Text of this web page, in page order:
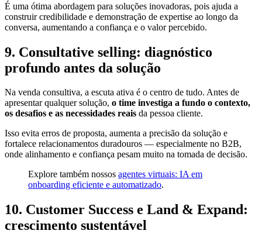
É uma ótima abordagem para soluções inovadoras, pois ajuda a
construir credibilidade e demonstração de expertise ao longo da
conversa, aumentando a confiança e o valor percebido.
9. Consultative selling: diagnóstico
profundo antes da solução
Na venda consultiva, a escuta ativa é o centro de tudo. Antes de
apresentar qualquer solução, o time investiga a fundo o contexto,
os desafios e as necessidades reais da pessoa cliente.
Isso evita erros de proposta, aumenta a precisão da solução e
fortalece relacionamentos duradouros — especialmente no B2B,
onde alinhamento e confiança pesam muito na tomada de decisão.
Explore também nossos agentes virtuais: IA em
onboarding eficiente e automatizado.
10. Customer Success e Land & Expand:
crescimento sustentável